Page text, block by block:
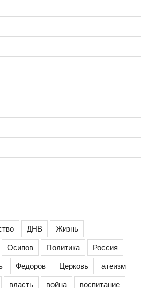
ДНВ
Жизнь
Осипов Политика
Россия
Федоров Церковь
атеизм
власть война воспитание